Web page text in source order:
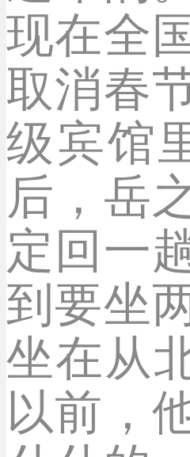
现在全
取消春
级宾馆
后，岳
定回一
到要坐
坐在从
以前，